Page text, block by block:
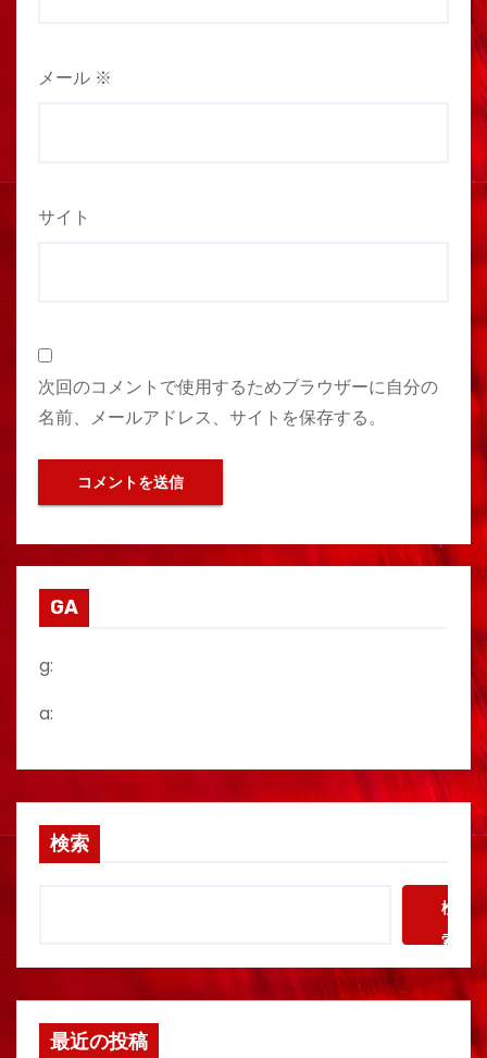
メール ※
サイト
次回のコメントで使用するためブラウザーに自分の
名前、メールアドレス、サイトを保存する。
GA
g:
a:
検索
検
索
最近の投稿